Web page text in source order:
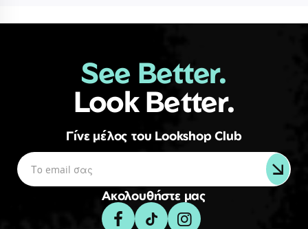
See Better.
Look Better.
Γίνε μέλος του Lookshop Club
Ακολουθήστε μας